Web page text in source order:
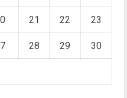
21 22 23
28 29 30